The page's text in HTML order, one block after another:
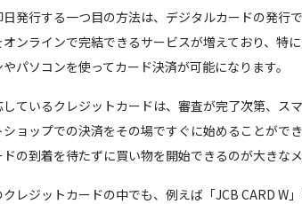
発行する一つ目の方法は、デジタルカードの発行
ンラインで完結できるサービスが増えており、特
パソコンを使ってカード決済が可能になります。
ているクレジットカードは、審査が完了次第、ス
ョップでの決済をその場ですぐに始めることがで
の到着を待たずに買い物を開始できるのが大きなメ
レジットカードの中でも、例えば「JCB CARD W